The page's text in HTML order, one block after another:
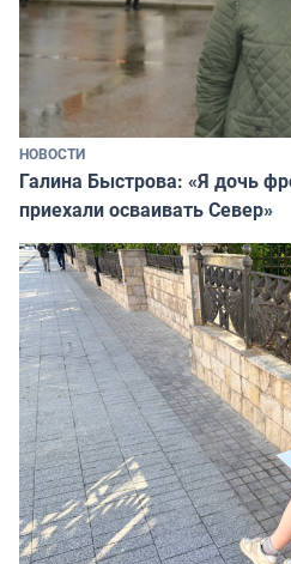
НОВОСТИ
Галина Быстрова: «Я дочь
приехали осваивать Север»